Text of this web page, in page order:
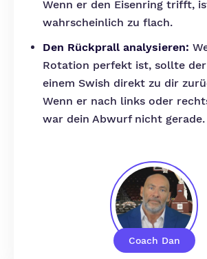
Coach Dan
Wenn er den Eisenring trifft,
wahrscheinlich zu flach.
Den Rückprall analysieren:
Rotation perfekt ist, sollte
einem Swish direkt zu dir
Wenn er nach links oder
war dein Abwurf nicht gerade.